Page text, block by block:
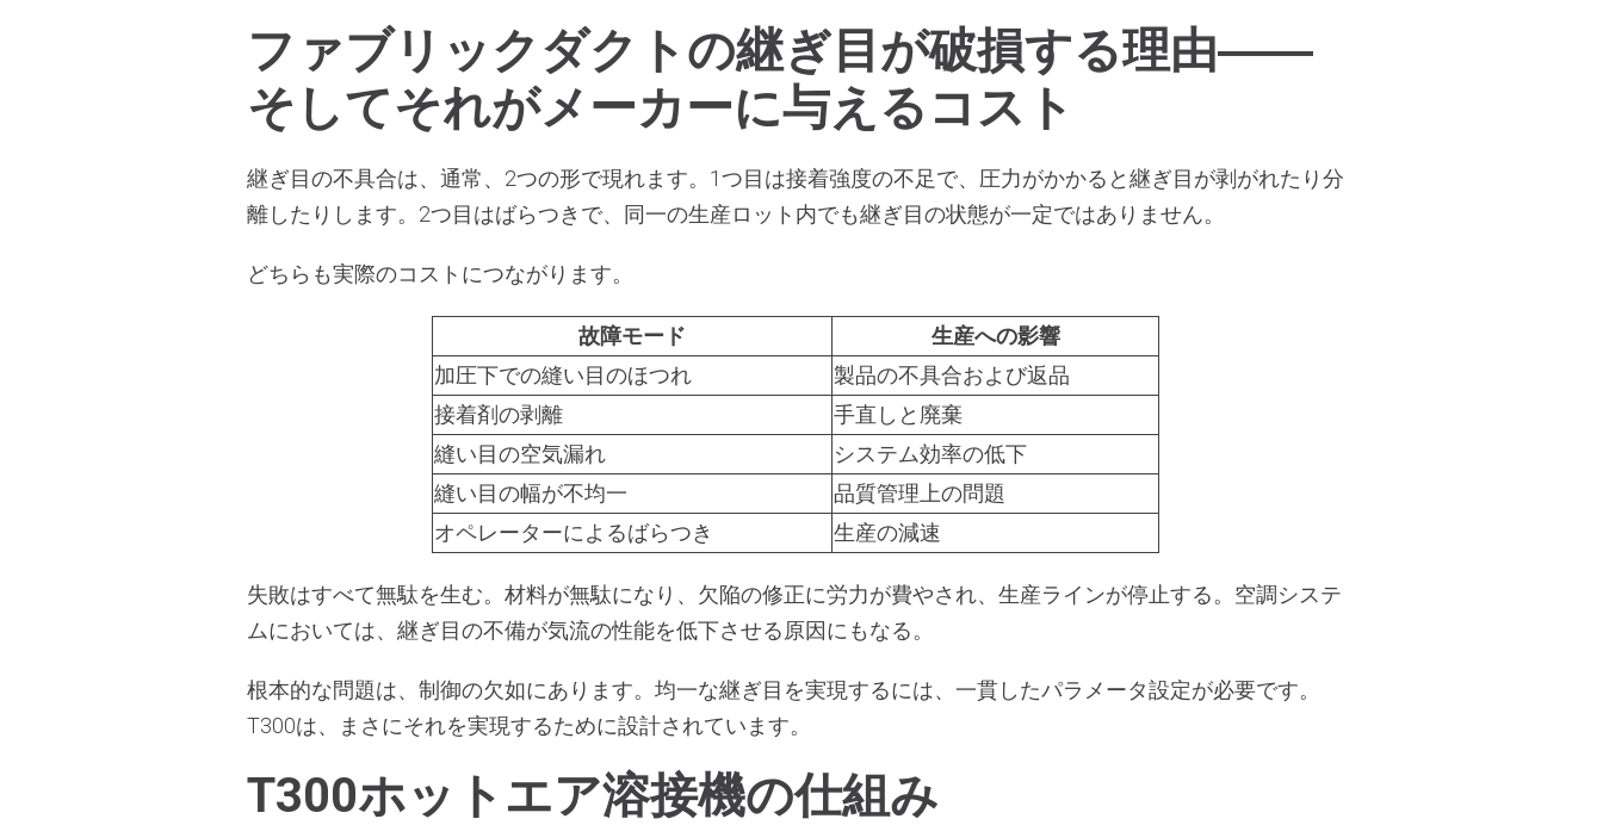
ファブリックダクトの継ぎ目が破損する理由――
そしてそれがメーカーに与えるコスト
継ぎ目の不具合は、通常、2つの形で現れます。1つ目は接着強度の不足で、圧力がかかると継ぎ目が剥がれたり分
離したりします。2つ目はばらつきで、同一の生産ロット内でも継ぎ目の状態が一定ではありません。
どちらも実際のコストにつながります。
故障モード
生産への影響
加圧下での縫い目のほつれ
製品の不具合および返品
接着剤の剥離
手直しと廃棄
縫い目の空気漏れ
システム効率の低下
縫い目の幅が不均一
品質管理上の問題
オペレーターによるばらつき
生産の減速
失敗はすべて無駄を生む。材料が無駄になり、欠陥の修正に労力が費やされ、生産ラインが停止する。空調システ
ムにおいては、継ぎ目の不備が気流の性能を低下させる原因にもなる。
根本的な問題は、制御の欠如にあります。均一な継ぎ目を実現するには、一貫したパラメータ設定が必要です。
T300は、まさにそれを実現するために設計されています。
T300ホットエア溶接機の仕組み